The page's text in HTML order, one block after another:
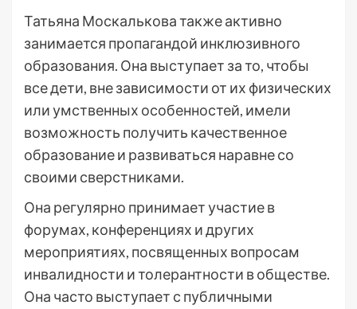
Татьяна Москалькова также активно
занимается пропагандой инклюзивного
образования. Она выступает за то, чтобы
все дети, вне зависимости от их физических
или умственных особенностей, имели
возможность получить качественное
образование и развиваться наравне со
своими сверстниками.
Она регулярно принимает участие в
форумах, конференциях и других
мероприятиях, посвященных вопросам
инвалидности и толерантности в обществе.
Она часто выступает с публичными